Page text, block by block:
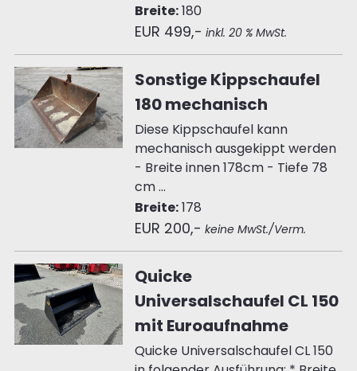
Breite:180
EUR 499,- inkl. 20 % MwSt.
Sonstige Kippschaufel
180 mechanisch
Diese Kippschaufel kann
mechanisch ausgekippt werden
- Breite innen 178cm - Tiefe 78
cm ...
Breite:178
EUR 200,- keine MwSt./Verm.
Quicke
Universalschaufel CL 150
mit Euroaufnahme
Quicke Universalschaufel CL 150